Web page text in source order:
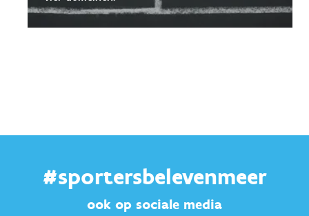
#sportersbelevenmeer
ook op sociale media